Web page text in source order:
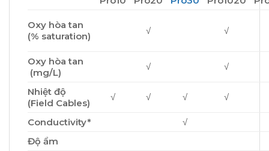
Oxy hòa tan
(% saturation)
√ √
Oxy hòa tan
(mg/L)
√ √
Nhiệt độ
(Field Cables)
√ √ √ √
Conductivity*
√
Độ ẩm